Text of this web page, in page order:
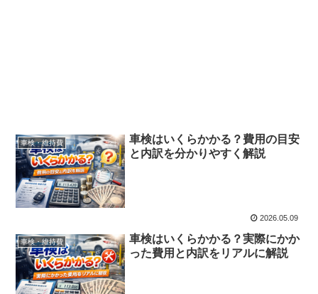
車検・維持費
車検はいくらかかる？費用の目安
と内訳を分かりやすく解説
2026.05.09
車検・維持費
車検はいくらかかる？実際にかか
った費用と内訳をリアルに解説